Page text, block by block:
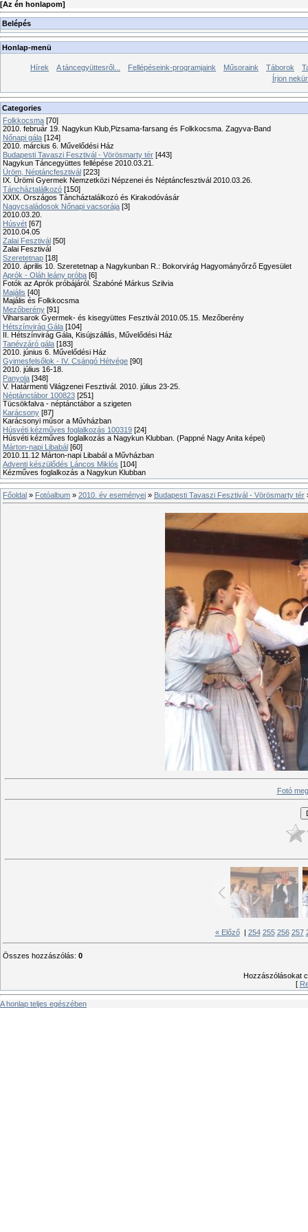
[Az én honlapom]
Belépés
Honlap-menü
Hírek A táncegyüttesről... Fellépéseink-programjaink Műsoraink Táborok
Írjon
Categories
Folkkocsma [70]
2010. február 19. Nagykun Klub,Pizsama-farsang és Folkkocsma. Zagyva-Band
Nőnapi gála [124]
2010. március 6. Művelődési Ház
Budapesti Tavaszi Fesztivál - Vörösmarty tér [443]
Nagykun Táncegyüttes fellépése 2010.03.21.
Üröm, Néptáncfesztivál [223]
IX. Ürömi Gyermek Nemzetközi Népzenei és Néptáncfesztivál 2010.03.26.
Táncháztalálkozó [150]
XXIX. Országos Táncháztalálkozó és Kirakodóvásár
Nagycsaládosok Nőnapi vacsorája [3]
2010.03.20.
Húsvét [67]
2010.04.05
Zalai Fesztivál [50]
Zalai Fesztivál
Szeretetnap [18]
2010. április 10. Szeretetnap a Nagykunban R.: Bokorvirág Hagyományőrző Egyesület
Aprók - Oláh leány próba [6]
Fotók az Aprók próbájáról. Szabóné Márkus Szilvia
Majális [40]
Majális és Folkkocsma
Mezőberény [91]
Viharsarok Gyermek- és kisegyüttes Fesztivál 2010.05.15. Mezőberény
Hétszínvirág Gála [104]
II. Hétszínvirág Gála, Kisújszállás, Művelődési Ház
Tanévzáró gála [183]
2010. június 6. Művelődési Ház
Gyimesfelsőlok - IV. Csángó Hétvége [90]
2010. július 16-18.
Panyola [348]
V. Határmenti Világzenei Fesztivál. 2010. július 23-25.
Néptánctábor 100823 [251]
Tücsökfalva - néptánctábor a szigeten
Karácsony [87]
Karácsonyi műsor a Művházban
Húsvéti kézműves foglalkozás 100319 [24]
Húsvéti kézműves foglalkozás a Nagykun Klubban. (Pappné Nagy Anita képei)
Márton-napi Libabál [60]
2010.11.12 Márton-napi Libabál a Művházban
Adventi készülődés Láncos Miklós [104]
Kézműves foglalkozás a Nagykun Klubban
Főoldal » Fotóalbum » 2010. év eseményei » Budapesti Tavaszi Fesztivál - Vörösmarty tér
Fotó
« Előző| 254 255 256 257
Összes hozzászólás: 0
Hozzászólásokat
[
A honlap teljes egészében